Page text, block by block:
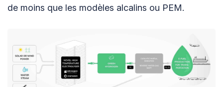
de moins que les modèles alcalins ou PEM.